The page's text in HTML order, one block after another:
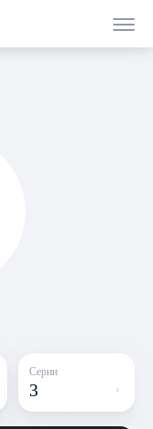
Серии
3